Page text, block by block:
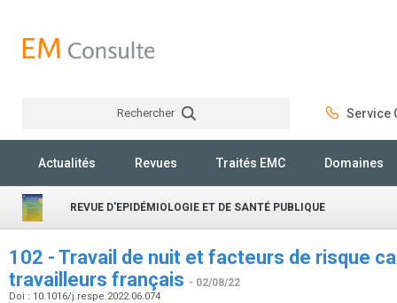
Rechercher Service
Actualités Revues Traités EMC Domaines
REVUE D'EPIDÉMIOLOGIE ET DE SANTÉ PUBLIQUE
102 - Travail de nuit et facteurs de risque
travailleurs français - 02/08/22
Doi : 10.1016/j.respe.2022.06.074